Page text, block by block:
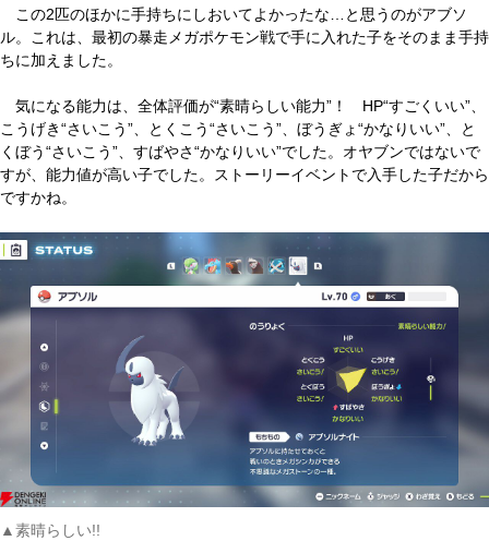
この2匹のほかに手持ちにしおいてよかったな…と思うのがアブソ
ル。これは、最初の暴走メガポケモン戦で手に入れた子をそのまま手持
ちに加えました。
気になる能力は、全体評価が“素晴らしい能力”！ HP“すごくいい”、
こうげき“さいこう”、とくこう“さいこう”、ぼうぎょ“かなりいい”、と
くぼう“さいこう”、すばやさ“かなりいい”でした。オヤブンではないで
すが、能力値が高い子でした。ストーリーイベントで入手した子だから
ですかね。
▲素晴らしい!!